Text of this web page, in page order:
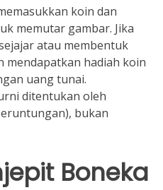
koin dan
memutar gambar. Jika
atau membentuk
mendapatkan hadiah koin
uang tunai.
ditentukan oleh
bukan
Boneka